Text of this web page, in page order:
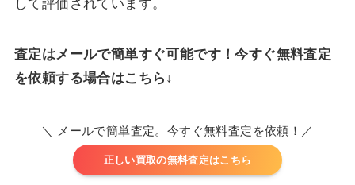
して評価されています。
査定はメールで簡単すぐ可能です！今すぐ無料査定
を依頼する場合はこちら↓
＼ メールで簡単査定。今すぐ無料査定を依頼！／
正しい買取の無料査定はこちら